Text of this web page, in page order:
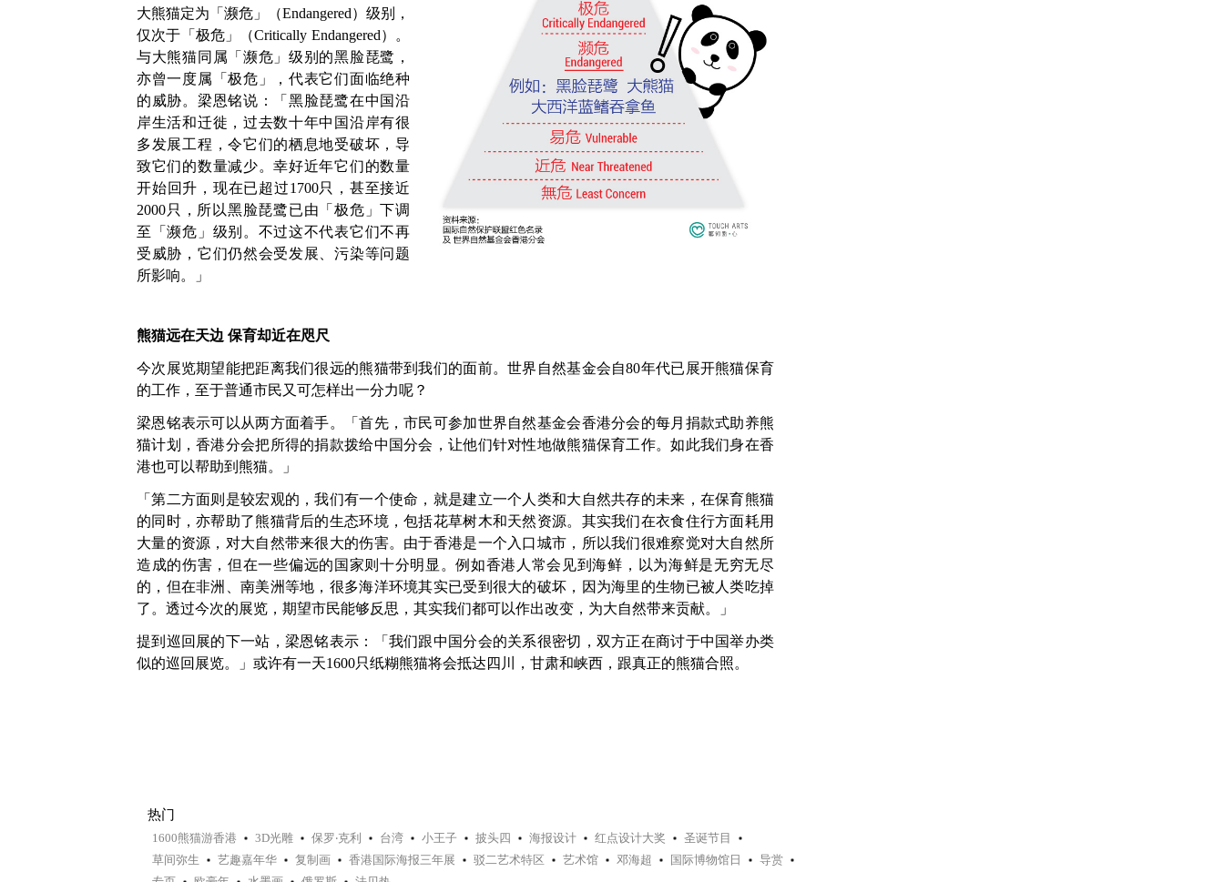
大熊猫定为「濒危」（Endangered）级别，
仅次于「极危」（Critically Endangered）。
与大熊猫同属「濒危」级别的黑脸琵鹭，
亦曾一度属「极危」，代表它们面临绝种
的威胁。梁恩铭说：「黑脸琵鹭在中国沿
岸生活和迁徙，过去数十年中国沿岸有很
多发展工程，令它们的栖息地受破坏，导
致它们的数量减少。幸好近年它们的数量
开始回升，现在已超过1700只，甚至接近
2000只，所以黑脸琵鹭已由「极危」下调
至「濒危」级别。不过这不代表它们不再
受威胁，它们仍然会受发展、污染等问题
所影响。」
熊猫远在天边 保育却近在咫尺
今次展览期望能把距离我们很远的熊猫带到我们的面前。世界自然基金会自80年代已展开熊猫保育
的工作，至于普通市民又可怎样出一分力呢？
梁恩铭表示可以从两方面着手。「首先，市民可参加世界自然基金会香港分会的每月捐款式助养熊
猫计划，香港分会把所得的捐款拨给中国分会，让他们针对性地做熊猫保育工作。如此我们身在香
港也可以帮助到熊猫。」
「第二方面则是较宏观的，我们有一个使命，就是建立一个人类和大自然共存的未来，在保育熊猫
的同时，亦帮助了熊猫背后的生态环境，包括花草树木和天然资源。其实我们在衣食住行方面耗用
大量的资源，对大自然带来很大的伤害。由于香港是一个入口城市，所以我们很难察觉对大自然所
造成的伤害，但在一些偏远的国家则十分明显。例如香港人常会见到海鲜，以为海鲜是无穷无尽
的，但在非洲、南美洲等地，很多海洋环境其实已受到很大的破坏，因为海里的生物已被人类吃掉
了。透过今次的展览，期望市民能够反思，其实我们都可以作出改变，为大自然带来贡献。」
提到巡回展的下一站，梁恩铭表示：「我们跟中国分会的关系很密切，双方正在商讨于中国举办类
似的巡回展览。」或许有一天1600只纸糊熊猫将会抵达四川，甘肃和峡西，跟真正的熊猫合照。
热门
1600熊猫游香港 3D光雕 保罗‧克利 台湾 小王子 披头四 海报设计 红点设计大奖
圣诞节目
草间弥生
艺趣嘉年华 复制画 香港国际海报三年展 驳二艺术特区 艺术馆 邓海超 国际博物馆日
导赏